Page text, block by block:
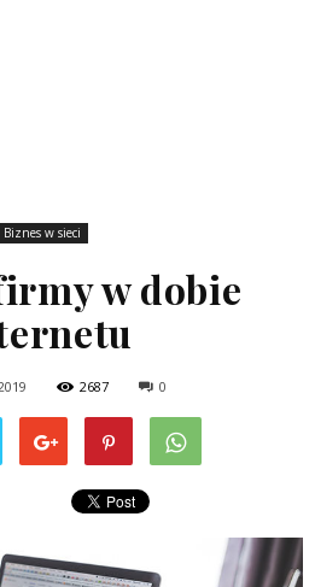
Biznes w sieci
w dobie
2687 0